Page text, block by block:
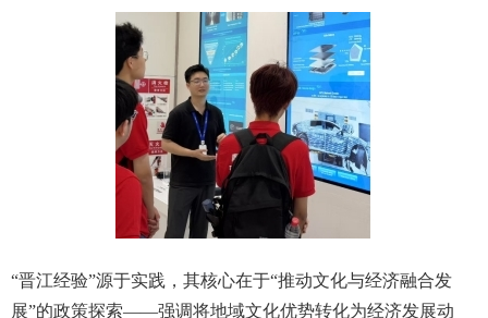
“晋江经验”源于实践，其核心在于“推动文化与经济融合发
展”的政策探索——强调将地域文化优势转化为经济发展动